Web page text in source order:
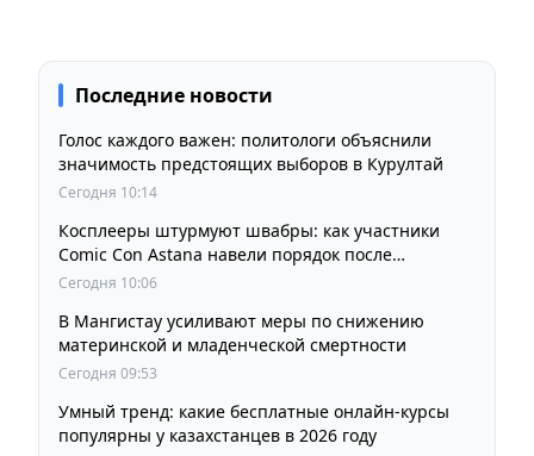
Последние новости
Голос каждого важен: политологи объяснили
значимость предстоящих выборов в Курултай
Сегодня 10:14
Косплееры штурмуют швабры: как участники
Comic Con Astana навели порядок после
фестиваля
Сегодня 10:06
В Мангистау усиливают меры по снижению
материнской и младенческой смертности
Сегодня 09:53
Умный тренд: какие бесплатные онлайн-курсы
популярны у казахстанцев в 2026 году